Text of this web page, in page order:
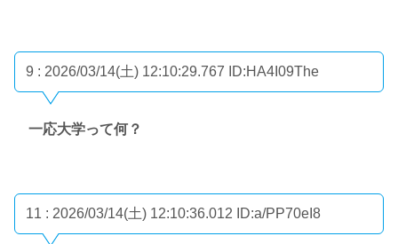
9 : 2026/03/14(土) 12:10:29.767 ID:HA4I09The
一応大学って何？
11 : 2026/03/14(土) 12:10:36.012 ID:a/PP70eI8